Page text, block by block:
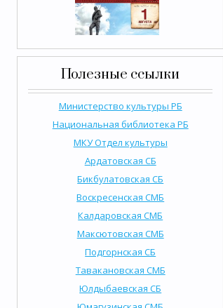
Полезные ссылки
Министерство культуры РБ
Национальная библиотека РБ
МКУ Отдел культуры
Ардатовская СБ
Бикбулатовская СБ
Воскресенская СМБ
Калдаровская СМБ
Максютовская СМБ
Подгорнская СБ
Тавакановская СМБ
Юлдыбаевская СБ